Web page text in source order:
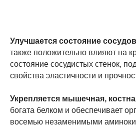
Улучшается состояние
также положительно влияют на
состояние сосудистых стенок,
свойства эластичности и
Укрепляется мышечная,
богата белком и обеспечивает
восемью незаменимыми